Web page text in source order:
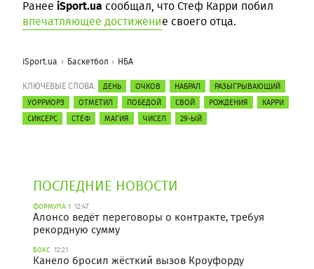
Ранее iSport.ua сообщал, что Стеф Карри побил
впечатляющее достижение своего отца.
iSport.ua Баскетбол НБА
КЛЮЧЕВЫЕ СЛОВА: ДЕНЬ ОЧКОВ НАБРАЛ
РАЗЫГРЫВАЮЩИЙ
УОРРИОРЗ
ОТМЕТИЛ ПОБЕДОЙ СВОЙ РОЖДЕНИЯ
КАРРИ
СИКСЕРС
СТЕФ МАГИЯ ЧИСЕЛ 29-ЫЙ
ПОСЛЕДНИЕ НОВОСТИ
ФОРМУЛА 1 12:47
Алонсо ведёт переговоры о контракте, требуя
рекордную сумму
БОКС 12:21
Канело бросил жёсткий вызов Кроуфорду